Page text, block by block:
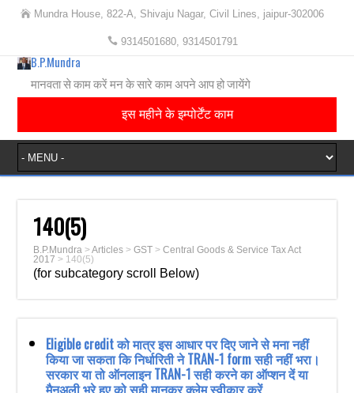
Mundra House, 822-A, Shivaju Nagar, Civil Lines, jaipur-302006
9314501680, 9314501791
B.P.Mundra
मानवता से काम करें मन के सारे काम अपने आप हो जायेंगे
इस महीने के इम्पोर्टेंट काम
140(5)
B.P.Mundra >Articles >GST >Central Goods & Service Tax Act
2017 > 140(5)
(for subcategory scroll Below)
Eligible credit को मात्र इस आधार पर दिए जाने से मना नहीं
किया जा सकता कि निर्धारिती ने TRAN-1 form सही नहीं भरा।
सरकार या तो ऑनलाइन TRAN-1 सही करने का ऑप्शन दें या
मैनुअली भरे हुए को सही मानकर क्लेम स्वीकार करें